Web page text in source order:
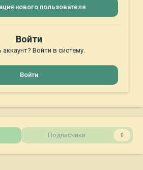
нового пользователя
Войти
аккаунт? Войти в систему.
Войти
Подписчики 0